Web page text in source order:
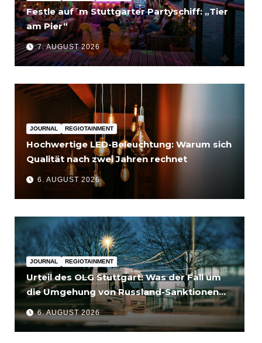
Festle auf´m Stuttgarter Partyschiff: „Tier
am Pier“
7. AUGUST 2026
JOURNAL REGIOTAINMENT
Hochwertige LED-Beleuchtung: Warum sich
Qualität nach zwei Jahren rechnet
6. AUGUST 2026
JOURNAL REGIOTAINMENT
Urteil des OLG Stuttgart: Was der Fall um
die Umgehung von Russland-Sanktionen
für Unternehmen bedeutet
6. AUGUST 2026